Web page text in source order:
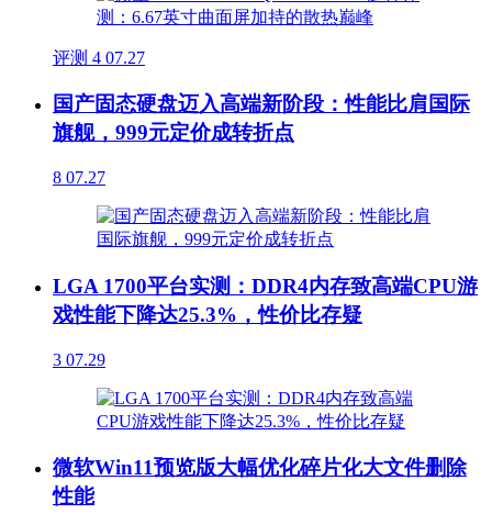
评测 4 07.27
国产固态硬盘迈入高端新阶段：性能比肩国际
旗舰，999元定价成转折点
8 07.27
LGA 1700平台实测：DDR4内存致高端CPU游
戏性能下降达25.3%，性价比存疑
3 07.29
微软Win11预览版大幅优化碎片化大文件删除
性能